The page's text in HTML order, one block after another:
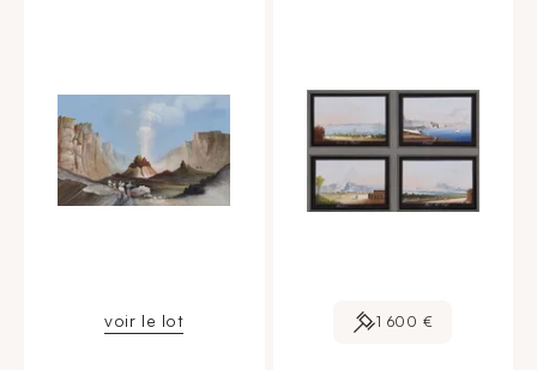
voir le lot 1 600 €